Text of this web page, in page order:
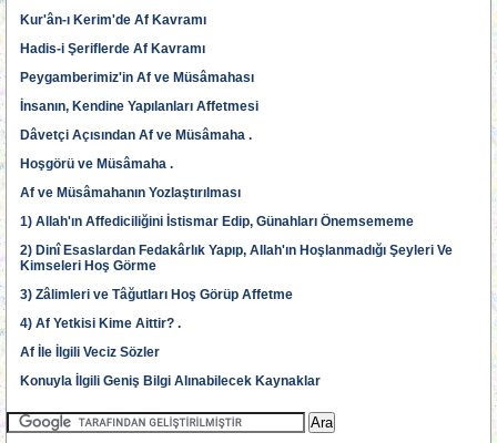
Kur'ân-ı Kerim'de Af Kavramı
Hadis-i Şeriflerde Af Kavramı
Peygamberimiz'in Af ve Müsâmahası
İnsanın, Kendine Yapılanları Affetmesi
Dâvetçi Açısından Af ve Müsâmaha .
Hoşgörü ve Müsâmaha .
Af ve Müsâmahanın Yozlaştırılması
1) Allah'ın Affediciliğini İstismar Edip, Günahları Önemsememe
2) Dinî Esaslardan Fedakârlık Yapıp, Allah'ın Hoşlanmadığı Şeyleri Ve
Kimseleri Hoş Görme
3) Zâlimleri ve Tâğutları Hoş Görüp Affetme
4) Af Yetkisi Kime Aittir? .
Af İle İlgili Veciz Sözler
Konuyla İlgili Geniş Bilgi Alınabilecek Kaynaklar